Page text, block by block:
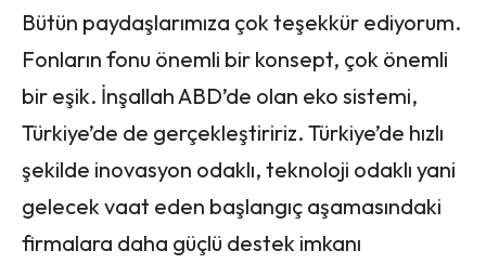
Bütün paydaşlarımıza çok teşekkür ediyorum.
Fonların fonu önemli bir konsept, çok önemli
bir eşik. İnşallah ABD’de olan eko sistemi,
Türkiye’de de gerçekleştiririz. Türkiye’de hızlı
şekilde inovasyon odaklı, teknoloji odaklı yani
gelecek vaat eden başlangıç aşamasındaki
firmalara daha güçlü destek imkanı